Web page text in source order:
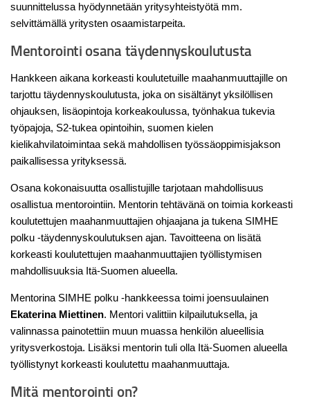
suunnittelussa hyödynnetään yritysyhteistyötä mm.
selvittämällä yritysten osaamistarpeita.
Mentorointi osana täydennyskoulutusta
Hankkeen aikana korkeasti koulutetuille maahanmuuttajille on
tarjottu täydennyskoulutusta, joka on sisältänyt yksilöllisen
ohjauksen, lisäopintoja korkeakoulussa, työnhakua tukevia
työpajoja, S2-tukea opintoihin, suomen kielen
kielikahvilatoimintaa sekä mahdollisen työssäoppimisjakson
paikallisessa yrityksessä.
Osana kokonaisuutta osallistujille tarjotaan mahdollisuus
osallistua mentorointiin. Mentorin tehtävänä on toimia korkeasti
koulutettujen maahanmuuttajien ohjaajana ja tukena SIMHE
polku -täydennyskoulutuksen ajan. Tavoitteena on lisätä
korkeasti koulutettujen maahanmuuttajien työllistymisen
mahdollisuuksia Itä-Suomen alueella.
Mentorina SIMHE polku -hankkeessa toimi joensuulainen
Ekaterina Miettinen. Mentori valittiin kilpailutuksella, ja
valinnassa painotettiin muun muassa henkilön alueellisia
yritysverkostoja. Lisäksi mentorin tuli olla Itä-Suomen alueella
työllistynyt korkeasti koulutettu maahanmuuttaja.
Mitä mentorointi on?